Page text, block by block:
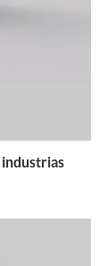
industrias